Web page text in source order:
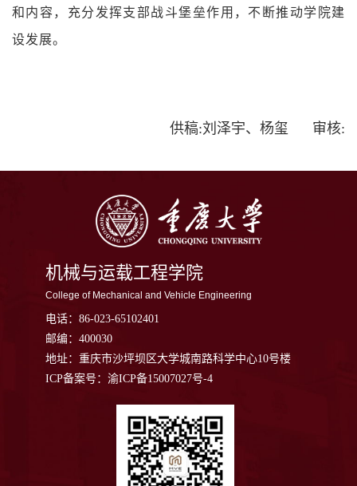
和内容，充分发挥支部战斗堡垒作用，不断推动学院建
设发展。
供稿:刘泽宇、杨玺 审核:
机械与运载工程学院
College of Mechanical and Vehicle Engineering
电话： 86-023-65102401
邮编： 400030
地址： 重庆市沙坪坝区大学城南路科学中心10号楼
ICP备案号：渝ICP备15007027号-4